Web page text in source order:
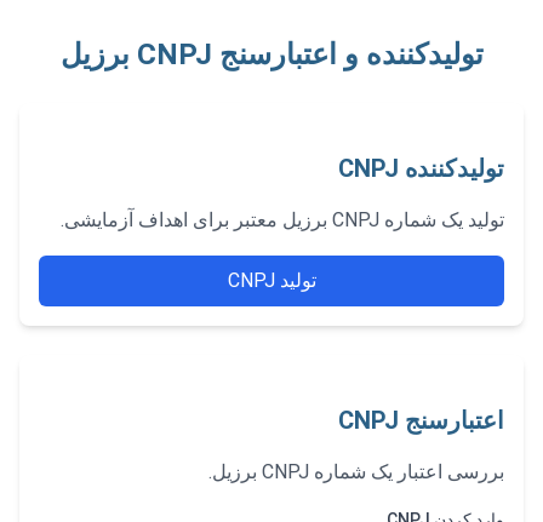
تولیدکننده و اعتبارسنج CNPJ برزیل
تولیدکننده CNPJ
تولید یک شماره CNPJ برزیل معتبر برای اهداف آزمایشی.
تولید CNPJ
اعتبارسنج CNPJ
بررسی اعتبار یک شماره CNPJ برزیل.